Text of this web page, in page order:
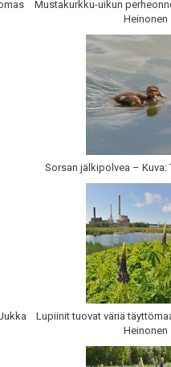
Mustakurkku-uikun
Heinonen
Sorsan jälkipolvea – Kuva:
Lupiinit tuovat väriä
Heinonen